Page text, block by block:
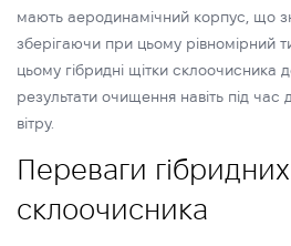
мають аеродинамічний корпус, що
зберігаючи при цьому рівномірний
цьому гібридні щітки склоочисника
результати очищення навіть під час
вітру.
Переваги
склоочисника